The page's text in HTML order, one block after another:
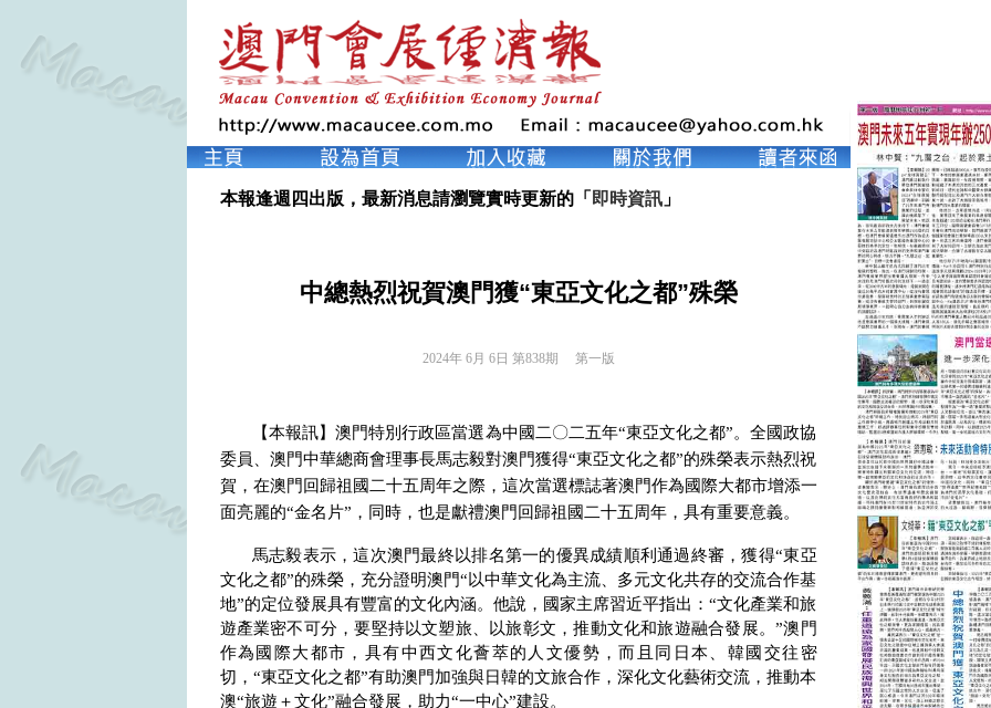
本報逢週四出版，最新消息請瀏覽實時更新的「 即時資訊」
中總熱烈祝賀澳門獲“東亞文化之都”殊榮
2024年 6月 6日 第838期 第一版
【本報訊】澳門特別行政區當選為中國二〇二五年“東亞文化之都”。全國政協
委員、澳門中華總商會理事長馬志毅對澳門獲得“東亞文化之都”的殊榮表示熱烈祝
賀，在澳門回歸祖國二十五周年之際，這次當選標誌著澳門作為國際大都市增添一
面亮麗的“金名片”，同時，也是獻禮澳門回歸祖國二十五周年，具有重要意義。
馬志毅表示，這次澳門最終以排名第一的優異成績順利通過終審，獲得“東亞
文化之都”的殊榮，充分證明澳門“以中華文化為主流、多元文化共存的交流合作基
地”的定位發展具有豐富的文化內涵。他說，國家主席習近平指出：“文化產業和旅
遊產業密不可分，要堅持以文塑旅、以旅彰文，推動文化和旅遊融合發展。”澳門
作為國際大都市，具有中西文化薈萃的人文優勢，而且同日本、韓國交往密
切，“東亞文化之都”有助澳門加強與日韓的文旅合作，深化文化藝術交流，推動本
澳“旅遊＋文化”融合發展，助力“一中心”建設。